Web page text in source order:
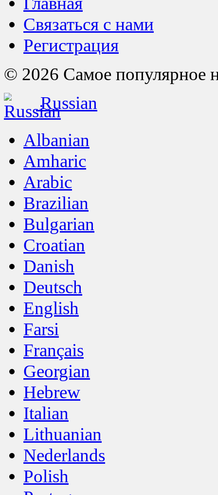
Связаться с нами
Регистрация
© 2026 Самое популярное
Russian
Albanian
Amharic
Arabic
Brazilian
Bulgarian
Croatian
Danish
Deutsch
English
Farsi
Français
Georgian
Hebrew
Italian
Lithuanian
Nederlands
Polish